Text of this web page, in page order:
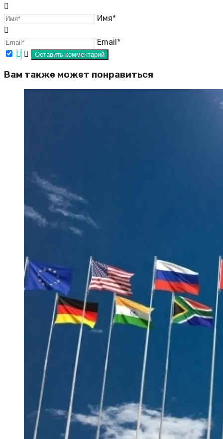
Имя*
Email*
Вам также может понравиться